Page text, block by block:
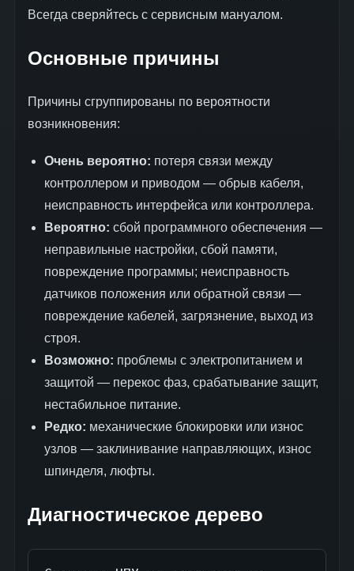
Всегда сверяйтесь с сервисным мануалом.
Основные причины
Причины сгруппированы по вероятности
возникновения:
Очень вероятно: потеря связи между
контроллером и приводом — обрыв кабеля,
неисправность интерфейса или контроллера.
Вероятно: сбой программного обеспечения —
неправильные настройки, сбой памяти,
повреждение программы; неисправность
датчиков положения или обратной связи —
повреждение кабелей, загрязнение, выход из
строя.
Возможно: проблемы с электропитанием и
защитой — перекос фаз, срабатывание защит,
нестабильное питание.
Редко: механические блокировки или износ
узлов — заклинивание направляющих, износ
шпинделя, люфты.
Диагностическое дерево